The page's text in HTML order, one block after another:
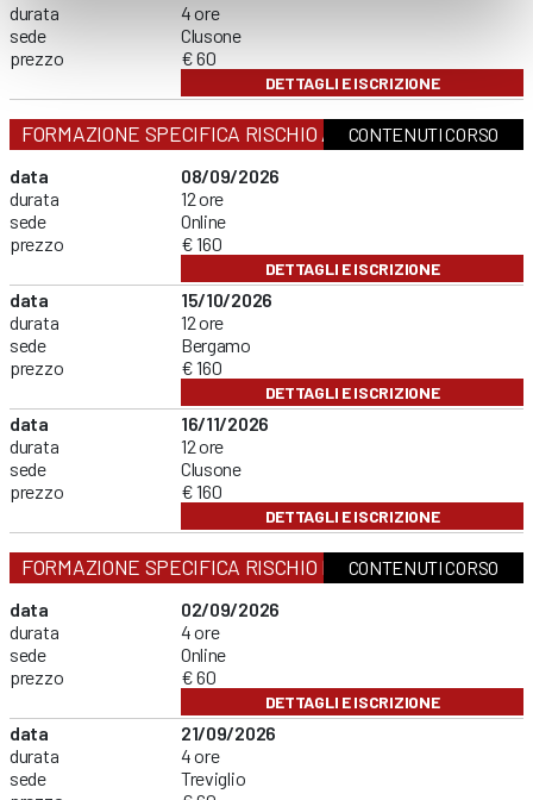
durata
sede
prezzo
4 ore
Clusone
€ 60
DETTAGLI E ISCRIZIONE
FORMAZIONE SPECIFICA RISCHIO ALTOCONTENUTI CORSO
data
durata
sede
prezzo
08/09/2026
12 ore
Online
€ 160
DETTAGLI E ISCRIZIONE
data
durata
sede
prezzo
15/10/2026
12 ore
Bergamo
€ 160
DETTAGLI E ISCRIZIONE
data
durata
sede
prezzo
16/11/2026
12 ore
Clusone
€ 160
DETTAGLI E ISCRIZIONE
FORMAZIONE SPECIFICA RISCHIO BASSOCONTENUTI CORSO
data
durata
sede
prezzo
02/09/2026
4 ore
Online
€ 60
DETTAGLI E ISCRIZIONE
data
durata
sede
21/09/2026
4 ore
Treviglio